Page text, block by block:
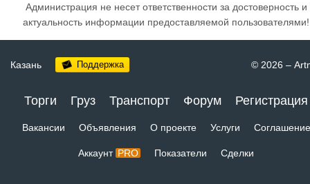
Администрация не несет ответственности за достоверность и
актуальность информации предоставляемой пользователями!
Казань Поддержка © 2026 –
Торги Груз Транспорт Форум Регистрация
Вакансии Объявления О проекте Услуги Соглашение
Аккаунт PRO Показатели Сделки